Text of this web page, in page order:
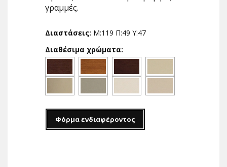
γραμμές.
Διαστάσεις: Μ:119 Π:49 Υ:47
Διαθέσιμα χρώματα:
Φόρμα ενδιαφέροντος